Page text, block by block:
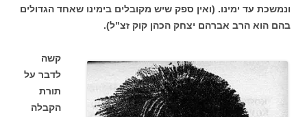
ונמשכת עד ימינו. (ואין ספק שיש מקובלים בימינו שאחד הגדולים
בהם הוא הרב אברהם יצחק הכהן קוק זצ"ל).
קשה
לדבר על
תורת
הקבלה